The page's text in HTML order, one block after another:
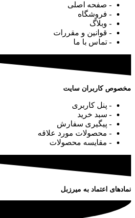
- صفحه اصلی
- فروشگاه
- وبلاگ
- قوانین و مقررات
- تماس با ما
مخصوص کاربران سایت
- پنل کاربری
- سبد خرید
- پیگیری سفارش
- محصولات مورد علاقه
- مقایسه محصولات
نمادهای اعتماد به میرزبل